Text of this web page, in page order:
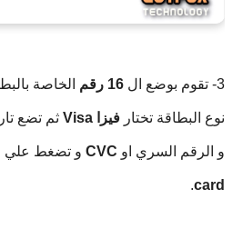
3- تقوم بوضع ال 16 رقم الخاصة
نوع البطاقة تختار فيزا Visa ثم تضع
و الرقم السري او CVC و تضغط علي
card
.